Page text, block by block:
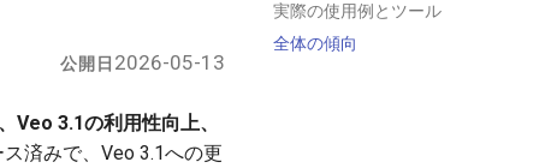
実際の使用例とツール
全体の傾向
公開日 2026-05-13
3.1の利用性向上、
済みで、Veo 3.1への更